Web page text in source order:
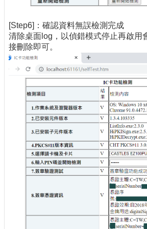
[Step6]：確認資料無誤檢測完成
清除桌面log，以偵錯模式停止再啟用
接刪除即可。